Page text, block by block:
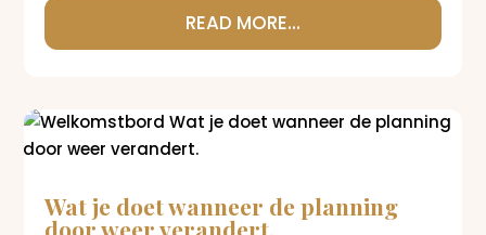
READ MORE...
Wat je doet wanneer de planning
door weer verandert.